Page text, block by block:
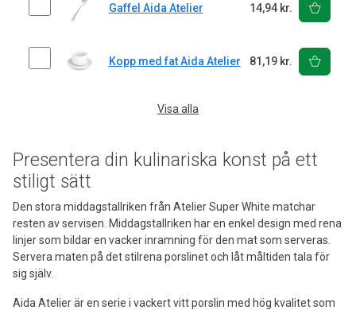
Presentera din kulinariska konst på ett
stiligt sätt
Den stora middagstallriken från Atelier Super White matchar
resten av servisen. Middagstallriken har en enkel design med rena
linjer som bildar en vacker inramning för den mat som serveras.
Servera maten på det stilrena porslinet och låt måltiden tala för
sig själv.
Aida Atelier är en serie i vackert vitt porslin med hög kvalitet som
Gaffel Aida Atelier 14,94 kr.
Kopp med fat Aida Atelier 81,19 kr.
Visa alla